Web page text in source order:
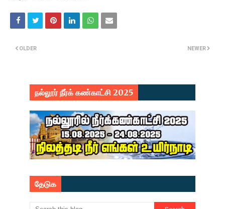
NEWER
OLDER
நல்லூர் நீர்க் கண்காட்சி 2025
தேடுக